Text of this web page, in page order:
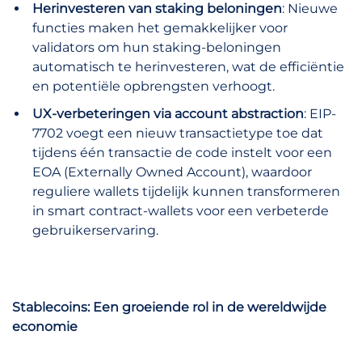
Herinvesteren van staking beloningen: Nieuwe
functies maken het gemakkelijker voor
validators om hun staking-beloningen
automatisch te herinvesteren, wat de efficiëntie
en potentiële opbrengsten verhoogt.
UX-verbeteringen via account abstraction: EIP-
7702 voegt een nieuw transactietype toe dat
tijdens één transactie de code instelt voor een
EOA (Externally Owned Account), waardoor
reguliere wallets tijdelijk kunnen transformeren
in smart contract-wallets voor een verbeterde
gebruikerservaring.
Stablecoins: Een groeiende rol in de wereldwijde
economie